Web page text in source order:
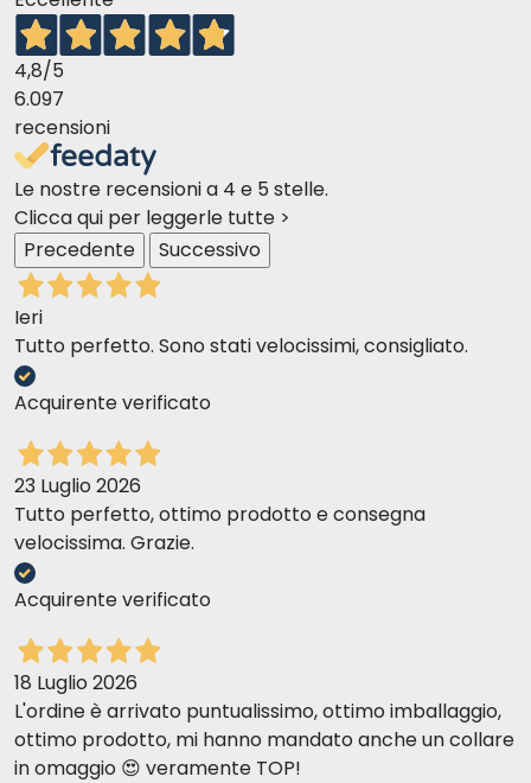
4,8/5
6.097
recensioni
Le nostre recensioni a 4 e 5 stelle.
Clicca qui per leggerle tutte >
Precedente
Successivo
Ieri
Tutto perfetto. Sono stati velocissimi, consigliato.
Acquirente verificato
23 Luglio 2026
Tutto perfetto, ottimo prodotto e consegna
velocissima. Grazie.
Acquirente verificato
18 Luglio 2026
L'ordine è arrivato puntualissimo, ottimo imballaggio,
ottimo prodotto, mi hanno mandato anche un collare
in omaggio 😍 veramente TOP!